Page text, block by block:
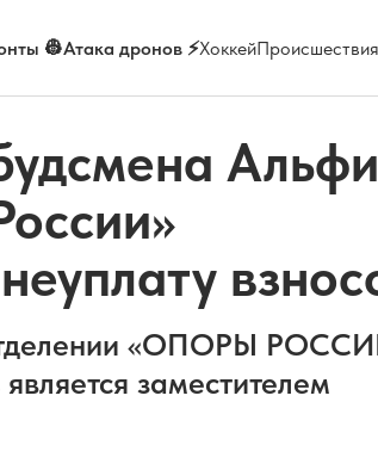
👷Атака дронов ⚡ХоккейПроисшествия
«ОПОРЫ
заместителем